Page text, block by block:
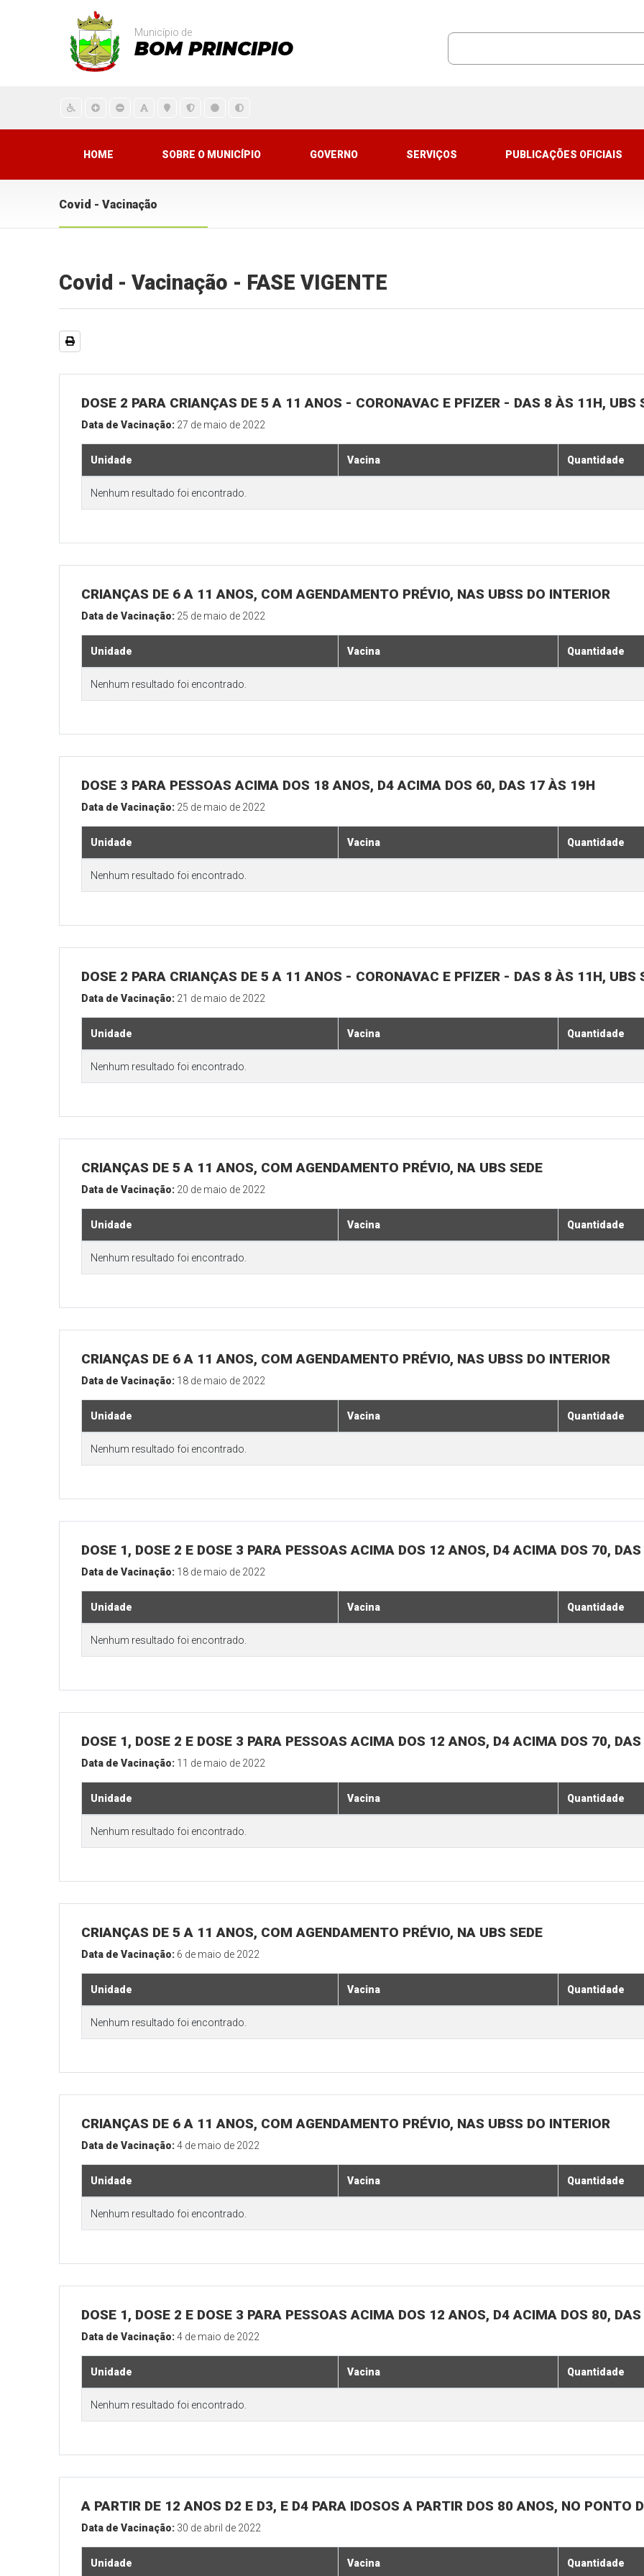
Município de
BOM PRINCIPIO
HOME SOBRE O MUNICÍPIO GOVERNO SERVIÇOS PUBLICAÇÕES OFICIAIS
Covid - Vacinação
Covid - Vacinação - FASE VIGENTE
DOSE 2 PARA CRIANÇAS DE 5 A 11 ANOS - CORONAVAC E PFIZER - DAS 8 ÀS 11H, UBS
Data de Vacinação: 27 de maio de 2022
Unidade Vacina Quantidade
Nenhum resultado foi encontrado.
CRIANÇAS DE 6 A 11 ANOS, COM AGENDAMENTO PRÉVIO, NAS UBSS DO INTERIOR
Data de Vacinação: 25 de maio de 2022
Unidade Vacina Quantidade
Nenhum resultado foi encontrado.
DOSE 3 PARA PESSOAS ACIMA DOS 18 ANOS, D4 ACIMA DOS 60, DAS 17 ÀS 19H
Data de Vacinação: 25 de maio de 2022
Unidade Vacina Quantidade
Nenhum resultado foi encontrado.
DOSE 2 PARA CRIANÇAS DE 5 A 11 ANOS - CORONAVAC E PFIZER - DAS 8 ÀS 11H, UBS
Data de Vacinação: 21 de maio de 2022
Unidade Vacina Quantidade
Nenhum resultado foi encontrado.
CRIANÇAS DE 5 A 11 ANOS, COM AGENDAMENTO PRÉVIO, NA UBS SEDE
Data de Vacinação: 20 de maio de 2022
Unidade Vacina Quantidade
Nenhum resultado foi encontrado.
CRIANÇAS DE 6 A 11 ANOS, COM AGENDAMENTO PRÉVIO, NAS UBSS DO INTERIOR
Data de Vacinação: 18 de maio de 2022
Unidade Vacina Quantidade
Nenhum resultado foi encontrado.
DOSE 1, DOSE 2 E DOSE 3 PARA PESSOAS ACIMA DOS 12 ANOS, D4 ACIMA DOS 70,
Data de Vacinação: 18 de maio de 2022
Unidade Vacina Quantidade
Nenhum resultado foi encontrado.
DOSE 1, DOSE 2 E DOSE 3 PARA PESSOAS ACIMA DOS 12 ANOS, D4 ACIMA DOS 70,
Data de Vacinação: 11 de maio de 2022
Unidade Vacina Quantidade
Nenhum resultado foi encontrado.
CRIANÇAS DE 5 A 11 ANOS, COM AGENDAMENTO PRÉVIO, NA UBS SEDE
Data de Vacinação: 6 de maio de 2022
Unidade Vacina Quantidade
Nenhum resultado foi encontrado.
CRIANÇAS DE 6 A 11 ANOS, COM AGENDAMENTO PRÉVIO, NAS UBSS DO INTERIOR
Data de Vacinação:4 de maio de 2022
Unidade Vacina Quantidade
Nenhum resultado foi encontrado.
DOSE 1, DOSE 2 E DOSE 3 PARA PESSOAS ACIMA DOS 12 ANOS, D4 ACIMA DOS 80,
Data de Vacinação:4 de maio de 2022
Unidade Vacina Quantidade
Nenhum resultado foi encontrado.
A PARTIR DE 12 ANOS D2 E D3, E D4 PARA IDOSOS A PARTIR DOS 80 ANOS, NO PONTO
Data de Vacinação: 30 de abril de 2022
Unidade Vacina Quantidade